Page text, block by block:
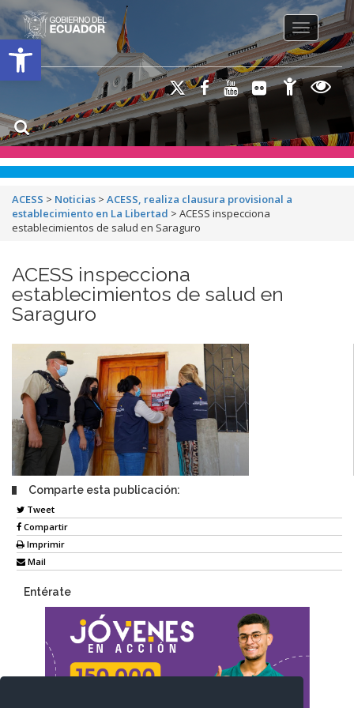
Open toolbar
Toggle
ACESS > Noticias > ACESS, realiza clausura provisional a
establecimiento en La Libertad > ACESS inspecciona
establecimientos de salud en Saraguro
ACESS inspecciona
establecimientos de salud en
Saraguro
Comparte esta publicación:
Tweet
Compartir
Imprimir
Mail
Entérate